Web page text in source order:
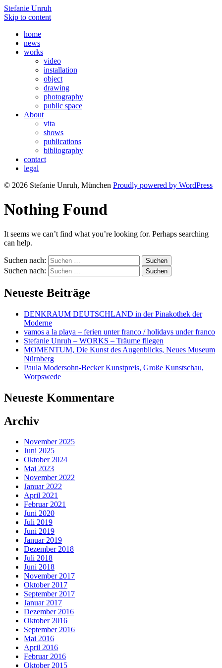
Stefanie Unruh
Skip to content
home
news
works
video
installation
object
drawing
photography
public space
About
vita
shows
publications
bibliography
contact
legal
© 2026 Stefanie Unruh, München Proudly powered by WordPress
Nothing Found
It seems we can’t find what you’re looking for. Perhaps searching
can help.
Suchen nach:
Suchen nach:
Neueste Beiträge
DENKRAUM DEUTSCHLAND in der Pinakothek der
Moderne
vamos a la playa – ferien unter franco / holidays under franco
Stefanie Unruh – WORKS – Träume fliegen
MOMENTUM, Die Kunst des Augenblicks, Neues Museum
Nürnberg
Paula Modersohn-Becker Kunstpreis, Große Kunstschau,
Worpswede
Neueste Kommentare
Archiv
November 2025
Juni 2025
Oktober 2024
Mai 2023
November 2022
Januar 2022
April 2021
Februar 2021
Juni 2020
Juli 2019
Juni 2019
Januar 2019
Dezember 2018
Juli 2018
Juni 2018
November 2017
Oktober 2017
September 2017
Januar 2017
Dezember 2016
Oktober 2016
September 2016
Mai 2016
April 2016
Februar 2016
Oktober 2015